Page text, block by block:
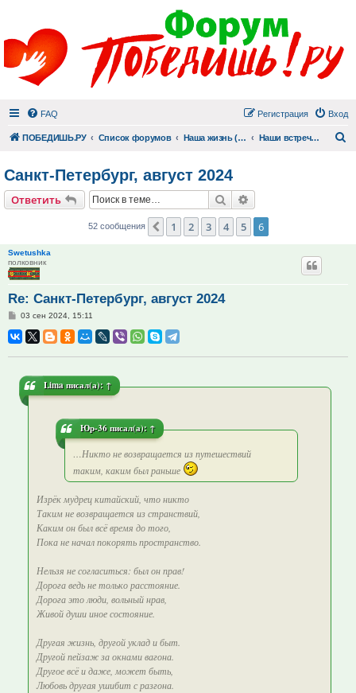
FAQ Вход
Регистрация
ПОБЕДИШЬ.РУ Список форумов Наша жизнь (не всё же о суициде!) Наши встречи в реале и праздники
Санкт-Петербург, август 2024
Ответить Поиск
52 сообщения Пред.
1 2 3 4 5 6
Swetushka
полковник
Re: Санкт-Петербург, август 2024
Сообщение
03 сен 2024, 15:11
Limaписал(а): ↑
Юр-36писал(а): ↑
…Никто не возвращается из путешествий
таким, каким был раньше
Изрёк мудрец китайский, что никто
Таким не возвращается из странствий,
Каким он был всё время до того,
Пока не начал покорять пространство.
Нельзя не согласиться: был он прав!
Дорога ведь не только расстояние.
Дорога это люди, вольный нрав,
Живой души иное состояние.
Другая жизнь, другой уклад и быт.
Другой пейзаж за окнами вагона.
Другое всё и даже, может быть,
Любовь другая ушибит с разгона.